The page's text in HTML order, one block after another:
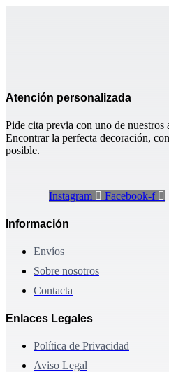
Atención personalizada
Pide cita previa con uno de nuestros
Encontrar la perfecta decoración,
posible.
Instagram Facebook-f
Información
Envíos
Sobre nosotros
Contacta
Enlaces Legales
Política de Privacidad
Aviso Legal